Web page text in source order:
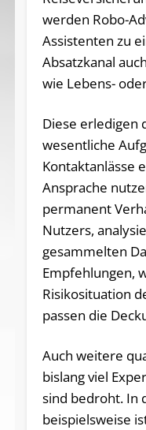
werden Robo-
Assistenten zu
Absatzkanal
wie Lebens-
Diese erledigen
wesentliche
Kontaktanlässe
Ansprache
permanent
Nutzers,
gesammelten
Empfehlungen,
Risikosituation
passen die
Auch weitere
bislang viel
sind bedroht. In
beispielsweise